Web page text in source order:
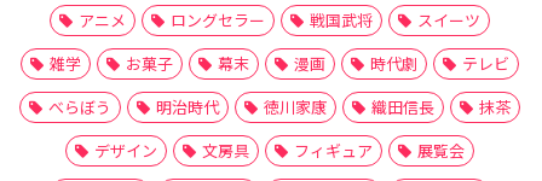
アニメ
ロングセラー 戦国武将
スイーツ
雑学
お菓子 幕末 漫画 時代劇
テレビ
べらぼう
明治時代 徳川家康 織田信長
抹茶
デザイン
文房具 フィギュア
展覧会